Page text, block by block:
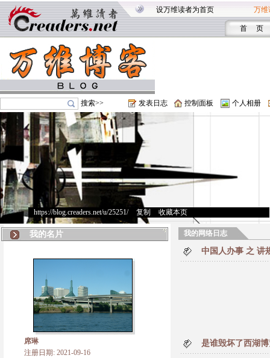
设万维读者为首页 万维
首 页
搜索>> 发表日志 控制面板 个人相册
https://blog.creaders.net/u/25251/> 复制 收藏本页
我的名片
席琳
注册日期: 2021-09-16
我的网络日志
中国人办事 之 讲
是谁毁坏了西湖